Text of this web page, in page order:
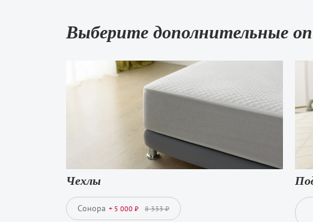
Выберите дополнительные
Чехлы
Сонора + 5 000 ₽ 8 333 ₽